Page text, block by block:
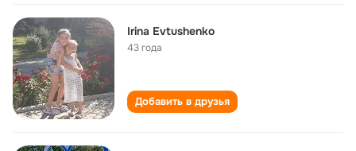
Irina Evtushenko
43 года
Добавить в друзья